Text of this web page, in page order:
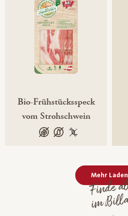
Bio-Frühstücksspeck
vom Strohschwein
glutenfrei
laktosefrei
100 %
Mehr Laden
Finde
im